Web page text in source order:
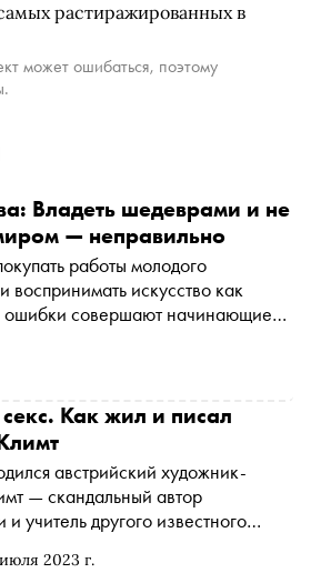
растиражированных в
может ошибаться, поэтому
Владеть шедеврами и не
— неправильно
работы молодого
искусство как
ошибки совершают начинающие
при этом продолжает
изменили рынок? Автор
попросил экспертов арт-
В новой колонке —
и основательницы арт-
Елены Белоноговой. Она
международные продажи,
стало доступнее и с чего
2023 г.
Как жил и писал
австрийский художник-
— скандальный автор
учитель другого известного
— в материале «Сноба»